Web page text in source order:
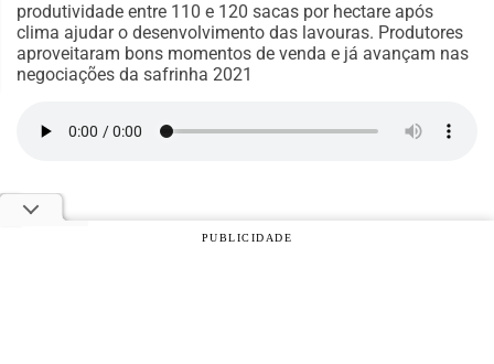
produtividade entre 110 e 120 sacas por hectare após
clima ajudar o desenvolvimento das lavouras. Produtores
aproveitaram bons momentos de venda e já avançam nas
negociações da safrinha 2021
PUBLICIDADE